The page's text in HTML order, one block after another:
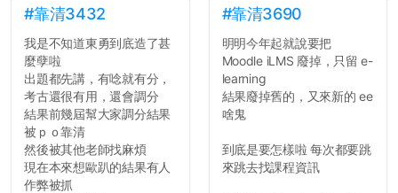
績無法體現你們的努力，但
往後你們正直的態度一定會
讓你們在社會上適應得更
好。最後，那些作弊的同
學，你們要瞭解到作弊對你
們而言是沒有任何好處的，
大學是你們唯一可以勇敢認
錯但不需要付出太大代價的
地方，你們在這時候如果不
會學會...
#靠清3432
我是不知道東勇到底造了甚
麼孽啦
出題都先講，有唸就有分，
考古還很有用，還會調分
結果前幾屆幫大家調分結果
被ｐｏ靠清
然後被其他老師找麻煩
現在本來想歐趴的結果有人
作弊被抓
#靠清3690
明明今年起就說要把
Moodle iLMS 廢掉，只留 e-
learning
結果廢掉舊的，又來新的 ee
啥鬼
到底是要怎樣啦 每次都要跳
來跳去找課程資訊